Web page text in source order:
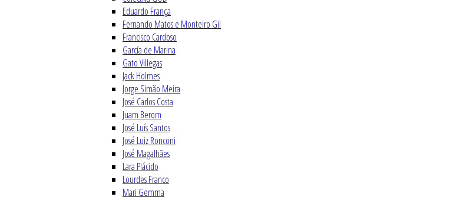
Eduardo França
Fernando Matos e Monteiro Gil
Francisco Cardoso
García de Marina
Gato Villegas
Jack Holmes
Jorge Simão Meira
José Carlos Costa
Juam Berom
José Luís Santos
José Luiz Ronconi
José Magalhães
Lara Plácido
Lourdes Franco
Mari Gemma